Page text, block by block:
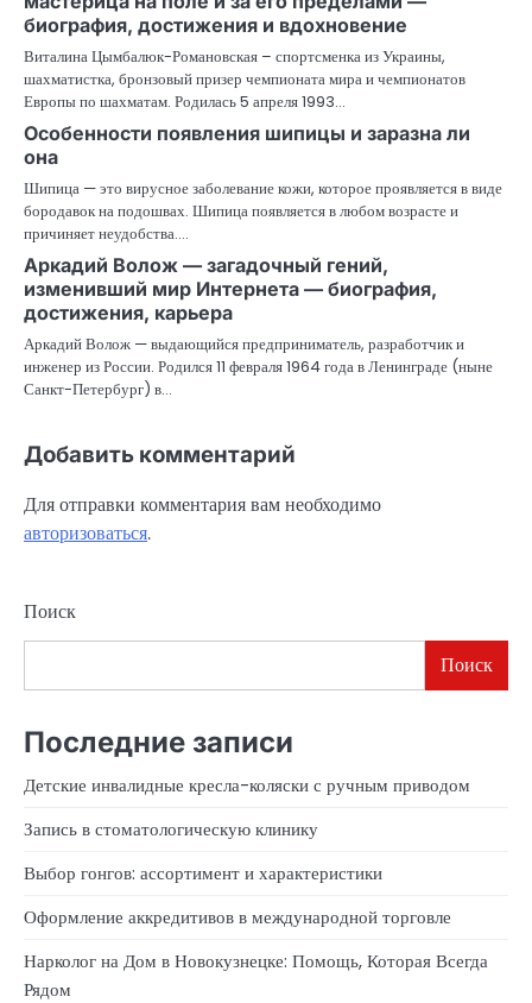
биография, достижения и вдохновение
Виталина Цымбалюк-Романовская – спортсменка из Украины,
шахматистка, бронзовый призер чемпионата мира и чемпионатов
Европы по шахматам. Родилась 5 апреля 1993…
Особенности появления шипицы и заразна ли
она
Шипица — это вирусное заболевание кожи, которое проявляется в виде
бородавок на подошвах. Шипица появляется в любом возрасте и
причиняет неудобства.…
Аркадий Волож — загадочный гений,
изменивший мир Интернета — биография,
достижения, карьера
Аркадий Волож — выдающийся предприниматель, разработчик и
инженер из России. Родился 11 февраля 1964 года в Ленинграде (ныне
Санкт-Петербург) в…
Добавить комментарий
Для отправки комментария вам необходимо
авторизоваться.
Поиск
Поиск
Последние записи
Детские инвалидные кресла-коляски с ручным приводом
Запись в стоматологическую клинику
Выбор гонгов: ассортимент и характеристики
Оформление аккредитивов в международной торговле
Нарколог на Дом в Новокузнецке: Помощь, Которая Всегда
Рядом